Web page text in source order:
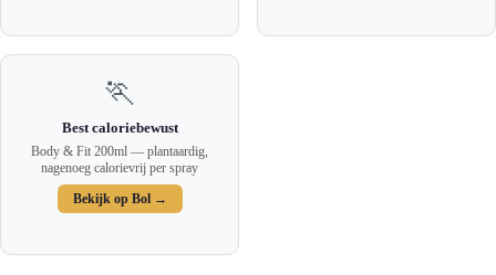
🏃
Best caloriebewust
Body & Fit 200ml — plantaardig,
nagenoeg calorievrij per spray
Bekijk op Bol →